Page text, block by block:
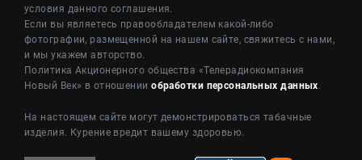
условия данного соглашения.
Если вы являетесь правообладателем какой-либо
фотографии, размещенной на нашем сайте, свяжитесь с нами,
и мы укажем авторство.
Политика Акционерного общества «Телерадиокомпания
Новый Век» в отношенииобработки персональных данных.
На настоящем сайте могут демонстрироваться табачные
изделия. Курение вредит вашему здоровью.